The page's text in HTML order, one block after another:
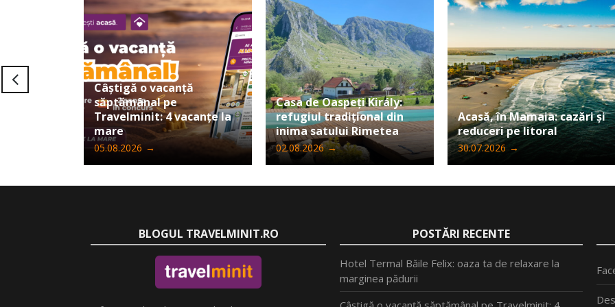
Câștigă o vacanță
săptămânal pe
Travelminit: 4 vacanțe la
mare
05.08.2026 →
Casa de Oaspeți Király:
refugiul tradițional din
inima satului Rimetea
02.08.2026 →
Acasă, în Mamaia: cazări și
reduceri pe litoral
30.07.2026 →
BLOGUL TRAVELMINIT.RO POSTĂRI RECENTE
Hotel Termal Băile Felix: oaza ta de relaxare la
marginea pădurii